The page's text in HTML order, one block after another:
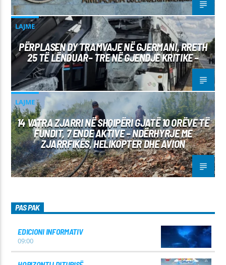
LAJME
PËRPLASEN DY TRAMVAJE NË GJERMANI, RRETH
25 TË LËNDUAR– TRE NË GJENDJE KRITIKE –
LAJME
14 VATRA ZJARRI NË SHQIPËRI GJATË 10 ORËVE TË
FUNDIT, 7 ENDE AKTIVE – NDËRHYRJE ME
ZJARRFIKËS, HELIKOPTER DHE AVION
PAS PAK
EDICIONI INFORMATIV
09:00